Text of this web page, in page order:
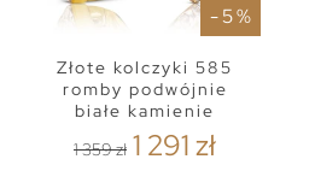
- 5 %
Złote kolczyki 585
romby podwójnie
białe kamienie
1 359 zł 1 291 zł